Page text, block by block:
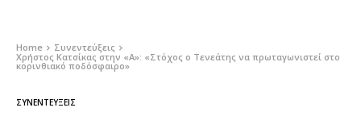
Home
Συνεντεύξεις
Χρήστος Κατσίκας στην «Α»: «Στόχος o Τενεάτης να πρωταγωνιστεί στο
κορινθιακό ποδόσφαιρο»
ΣΥΝΕΝΤΕΎΞΕΙΣ